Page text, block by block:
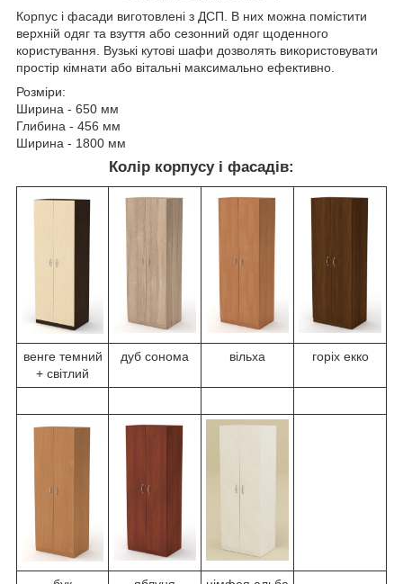
Корпус і фасади виготовлені з ДСП. В них можна помістити
верхній одяг та взуття або сезонний одяг щоденного
користування. Вузькі кутові шафи дозволять використовувати
простір кімнати або вітальні максимально ефективно.
Розміри:
Ширина - 650 мм
Глибина - 456 мм
Ширина - 1800 мм
Колір корпусу і фасадів:
венге темний
+ світлий
дуб сонома вільха горіх екко